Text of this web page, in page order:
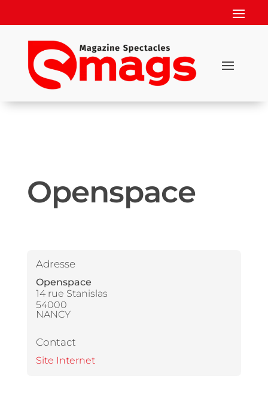
Openspace
Adresse
Openspace
14 rue Stanislas
54000
NANCY
Contact
Site Internet